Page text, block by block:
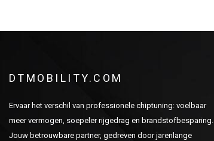
DTMOBILITY.COM
Ervaar het verschil van professionele chiptuning: voelbaar
meer vermogen, soepeler rijgedrag en brandstofbesparing.
Jouw betrouwbare partner, gedreven door jarenlange